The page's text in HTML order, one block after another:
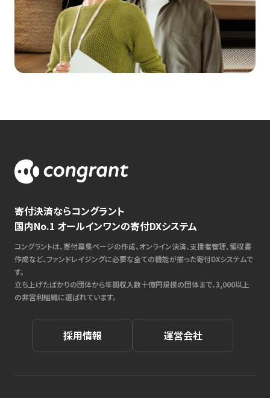
寄付決済ならコングラント
国内No.1 オールインワンの寄付DXシステム
コングラントは、寄付募集ページの作成、オンライン決済、支援者管理、領収書
作成など、ファンドレイジングに必要な全ての機能が揃った寄付DXシステムで
す。
立ち上げたばかりの団体から年間収入数十億円規模の団体まで、3,000以上
の非営利組織に選ばれています。
採用情報 運営会社